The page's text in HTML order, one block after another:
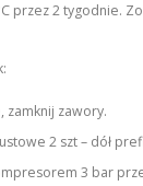
przez 2 tygodnie.
zamknij zawory.
2 szt – dół
3 bar